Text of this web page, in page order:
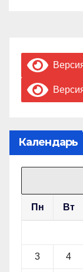
Календарь
Пн Вт
3 4